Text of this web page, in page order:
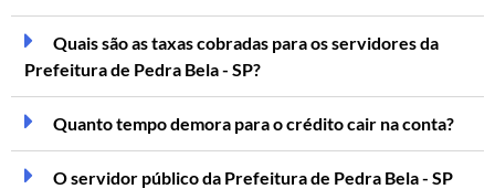
Quais são as taxas cobradas para os servidores da
Prefeitura de Pedra Bela - SP?
Quanto tempo demora para o crédito cair na conta?
O servidor público da Prefeitura de Pedra Bela - SP